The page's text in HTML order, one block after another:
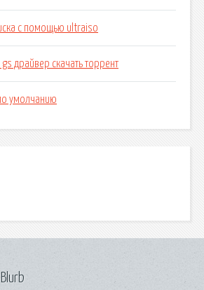
с помощью ultraiso
драйвер скачать торрент
умолчанию